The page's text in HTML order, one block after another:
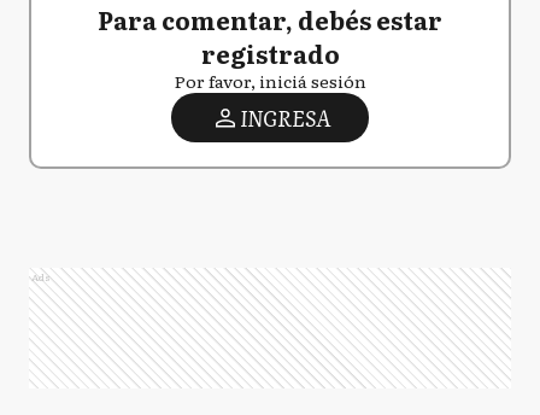
Para comentar, debés estar
registrado
Por favor, iniciá sesión
INGRESA
Ads